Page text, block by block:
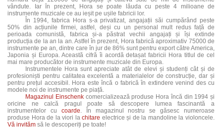
vândute. Iar în prezent, Hora se poate lăuda cu peste 4 milioane de
instrumente muzicale ce au ieșit pe ușile fabricii lor.
În 1994, fabrica Hora s-a privatizat, angajații săi cumpărând peste
50% din acțiunile firmei, astfel, deși cu un personal mult redus față de
perioada comunistă, fabrica și-a păstrat vechii angajați și își extinde
producția de la an la an. Astfel în prezent, Hora fabrică aproximativ 75000 de
instrumente pe an, dintre care în jur de 86% sunt pentru export către America,
Japonia și Europa. Această cifră îi acordă detașat fabricii Hora titlul de cel
mai mare producător de instrumente muzicale din Europa.
Instrumentele Hora sunt apreciate atât de elevi și studenți cât și de
profesioniști pentru calitatea excelentă a materialelor de construcție, dar și
pentru prețul accesibil. Hora este încă o fabrică în extindere venind des cu
modele noi de instrumente pe piață.
Magazinul Einschenkcomercializează produse Hora încă din 1994 și
oricine ne calcă pragul poate să descopere lumea fascinantă a
instrumentelor cu coarde. În magazinul nostru se găsesc numeroase
produse Hora de la viori lachitare electrice și de la mandoline la violoncele.
Vă invităm să le descoperiți pe toate!